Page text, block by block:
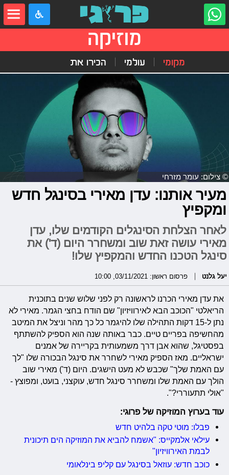
מוזיקה
מקומי עולמי הכירו את
© צילום: עומר מזרחי
מעיר אותנו: עדן מאירי בסינגל חדש
ומקפיץ
לאחר הצלחת הסינגלים הקודמים שלו, עדן
מאירי עושה זאת שוב ומשחרר היום (ד') את
סינגל הטכנו החדש והמקפיץ שלו!
יעל גלנט פרסום ראשון: 03/11/2021, 10:00
את עדן מאירי הכרנו לראשונה רק לפני שלוש שנים בתוכנית
הריאלטי "הכוכב הבא לאירוויזיון" שם הודח בחצי הגמר. מאירי לא
נתן ל-15 דקות התהילה שלו להיגמר כל כך מהר וניצל את המיטב
מהחשיפה בפריים טיים. כבר באותה שנה הוא הספיק להשתתף
בפסטיגל, שהוא אבן דרך משמעותית בקריירה של אמנים
ישראליים. מאז הספיק מאירי לשחרר את סינגל הבכורה שלו "לך
עם האמת שלך" שכבש לא מעט הישגים. היום (ד') מאירי שוב
הולך עם האמת שלו ומשחרר סינגל חדש, עוקצני, בועט, ומפוצץ -
"אולי תתעוררי?".
עוד בערוץ המוזיקה של פרוגי:
פבלו: מוטי טקה בלהיט חדש
עילאי אלמקייס: "אשמח להביא את המוזיקה הים תיכונית
לבמת האירוויזיון"
כוכב חדש: עוזאל בסינגל עם קליפ בינלאומי